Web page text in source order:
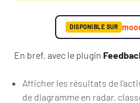
DISPONIBLE SUR
En bref, avec le plugin
Afficher les résultats de
de diagramme en radar,